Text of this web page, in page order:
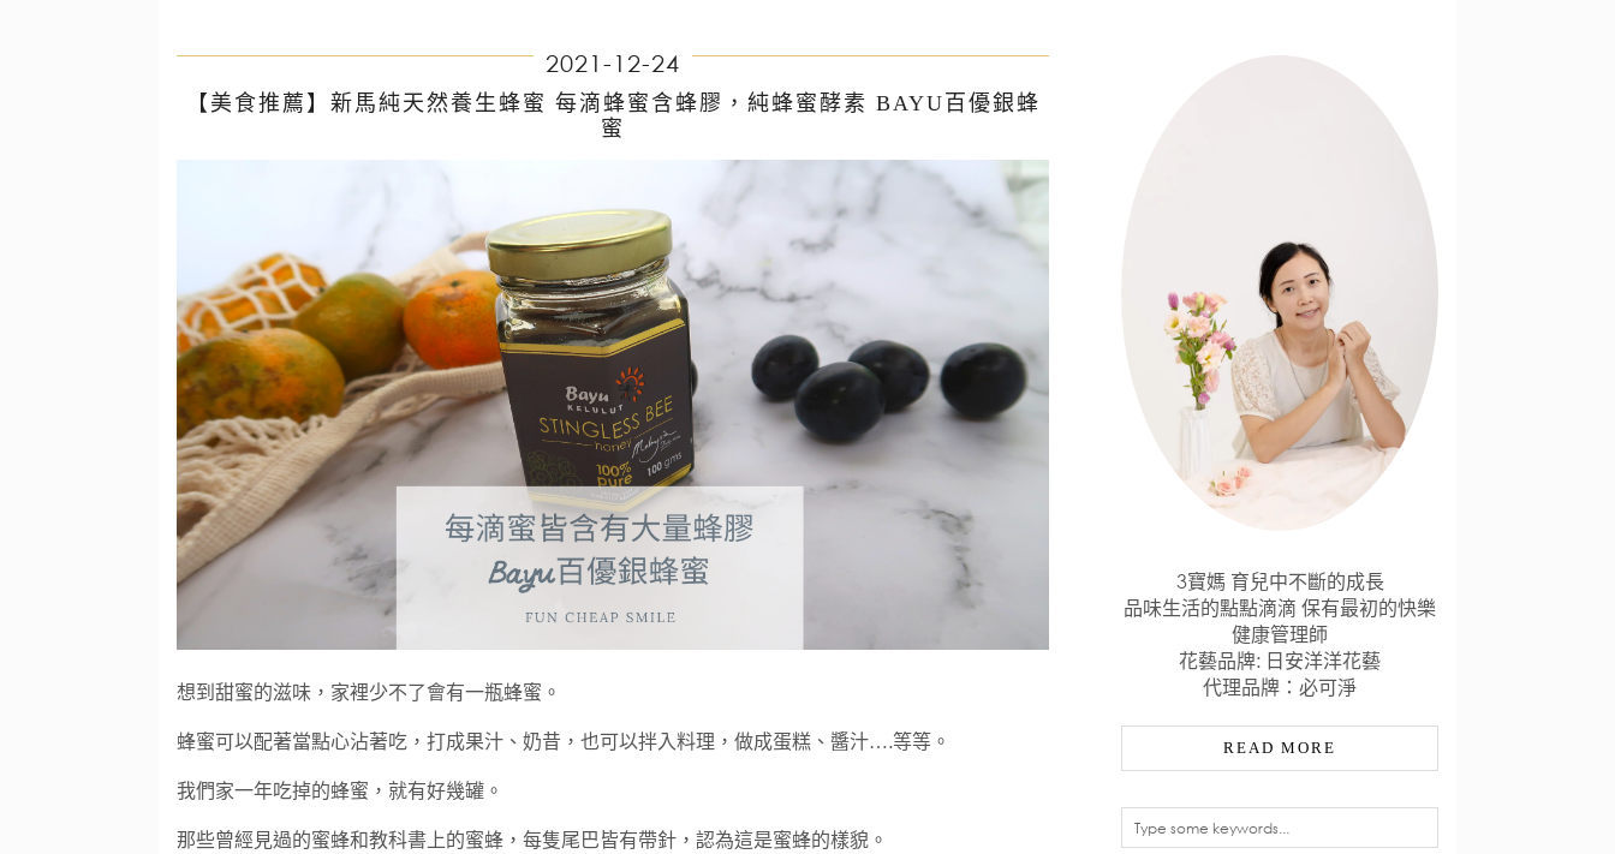
2021-12-24
【美食推薦】新馬純天然養生蜂蜜 每滴蜂蜜含蜂膠，純蜂蜜酵素 BAYU百優銀蜂
蜜
想到甜蜜的滋味，家裡少不了會有一瓶蜂蜜。
蜂蜜可以配著當點心沾著吃，打成果汁、奶昔，也可以拌入料理，做成蛋糕、醬汁….等等。
我們家一年吃掉的蜂蜜，就有好幾罐。
那些曾經見過的蜜蜂和教科書上的蜜蜂，每隻尾巴皆有帶針，認為這是蜜蜂的樣貌。
3寶媽 育兒中不斷的成長
品味生活的點點滴滴 保有最初的快樂
健康管理師
花藝品牌: 日安洋洋花藝
代理品牌：必可淨
READ MORE